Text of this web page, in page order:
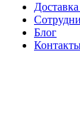
Блог